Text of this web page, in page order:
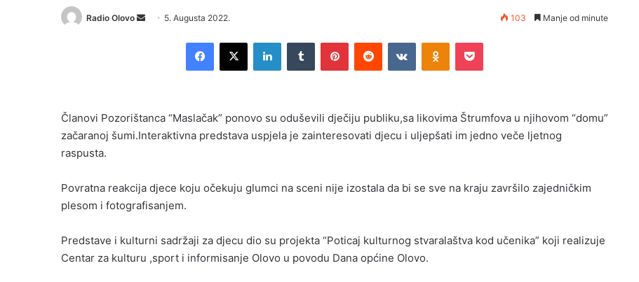
Radio Olovo
Send 5. Augusta 2022. 103 Manje od minute
Facebook
X LinkedInTumblr PinterestReddit VKontakteOdnoklassniki
Pocket
Članovi Pozorištanca “Maslačak” ponovo su oduševili dječiju publiku,sa likovima Štrumfova u njihovom “domu”
začaranoj šumi.Interaktivna predstava uspjela je zainteresovati djecu i uljepšati im jedno veče ljetnog
raspusta.
Povratna reakcija djece koju očekuju glumci na sceni nije izostala da bi se sve na kraju završilo zajedničkim
plesom i fotografisanjem.
Predstave i kulturni sadržaji za djecu dio su projekta “Poticaj kulturnog stvaralaštva kod učenika” koji realizuje
Centar za kulturu ,sport i informisanje Olovo u povodu Dana općine Olovo.